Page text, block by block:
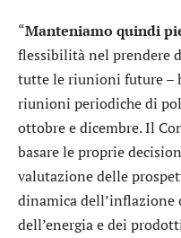
“Manteniamo quindi
flessibilità nel prendere
tutte le riunioni future –
riunioni periodiche di
ottobre e dicembre. Il
basare le proprie
valutazione delle
dinamica dell’inflazione
dell’energia e dei